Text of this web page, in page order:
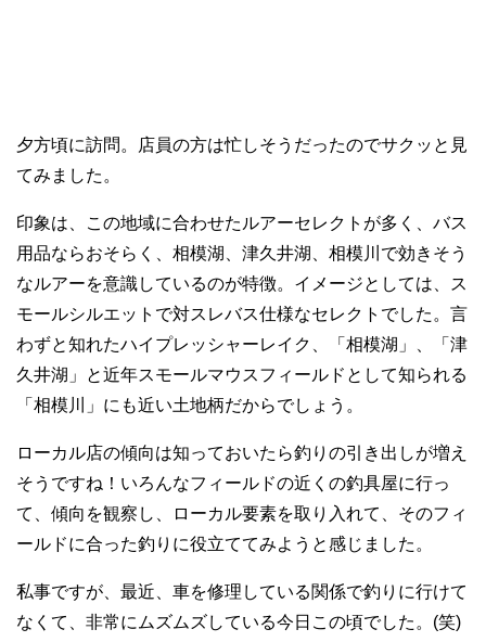
夕方頃に訪問。店員の方は忙しそうだったのでサクッと見
てみました。
印象は、この地域に合わせたルアーセレクトが多く、バス
用品ならおそらく、相模湖、津久井湖、相模川で効きそう
なルアーを意識しているのが特徴。イメージとしては、ス
モールシルエットで対スレバス仕様なセレクトでした。言
わずと知れたハイプレッシャーレイク、「相模湖」、「津
久井湖」と近年スモールマウスフィールドとして知られる
「相模川」にも近い土地柄だからでしょう。
ローカル店の傾向は知っておいたら釣りの引き出しが増え
そうですね！いろんなフィールドの近くの釣具屋に行っ
て、傾向を観察し、ローカル要素を取り入れて、そのフィ
ールドに合った釣りに役立ててみようと感じました。
私事ですが、最近、車を修理している関係で釣りに行けて
なくて、非常にムズムズしている今日この頃でした。(笑)